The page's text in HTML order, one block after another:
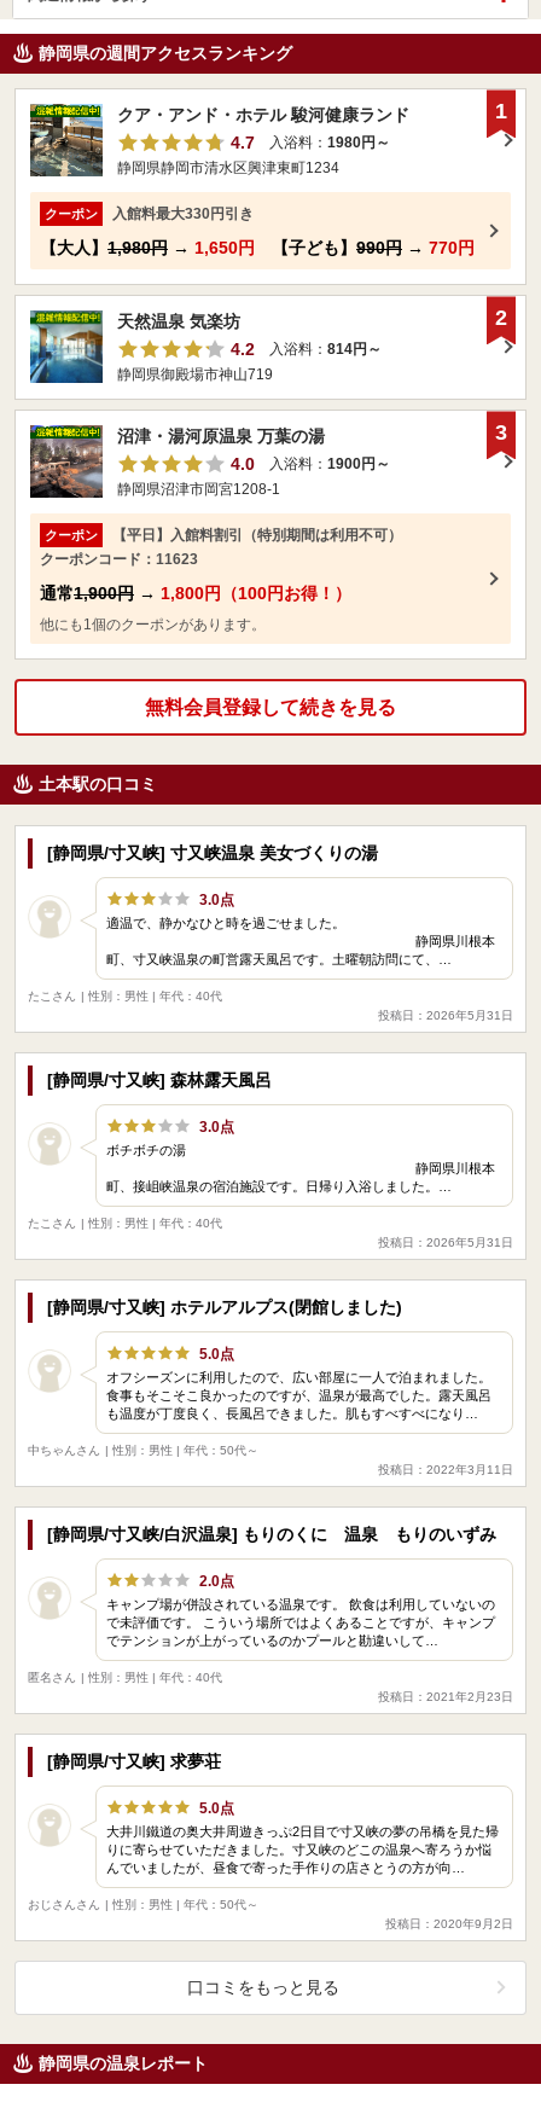
静岡県の週間アクセスランキング
クア・アンド・ホテル 駿河健康ランド
4.7
入浴料： 1980円～
静岡県静岡市清水区興津東町1234
クーポン 入館料最大330円引き
【大人】 1,980円 → 1,650円 【子ども】 990円 → 770円
1
天然温泉 気楽坊
4.2
入浴料： 814円～
静岡県御殿場市神山719
2
沼津・湯河原温泉 万葉の湯
4.0
入浴料： 1900円～
静岡県沼津市岡宮1208-1
クーポン
【平日】入館料割引（特別期間は利用不可）
クーポンコード：11623
通常1,900円 → 1,800円（100円お得！）
他にも1個のクーポンがあります。
3
無料会員登録して続きを見る
土本駅の口コミ
[静岡県/寸又峡] 寸又峡温泉 美女づくりの湯
3.0点
適温で、静かなひと時を過ごせました。
町、寸又峡温泉の町営露天風呂です。土曜朝訪問にて、…
たこさん
| 性別：男性 | 年代：40代
投稿日：2026年5月31日
[静岡県/寸又峡] 森林露天風呂
3.0点
ボチボチの湯
町、接岨峡温泉の宿泊施設です。日帰り入浴しました。…
たこさん
| 性別：男性 | 年代：40代
投稿日：2026年5月31日
[静岡県/寸又峡] ホテルアルプス(閉館しました)
5.0点
オフシーズンに利用したので、広い部屋に一人で泊まれました。
食事もそこそこ良かったのですが、温泉が最高でした。露天風呂
も温度が丁度良く、長風呂できました。肌もすべすべになり…
中ちゃんさん
| 性別：男性 | 年代：50代～
投稿日：2022年3月11日
[静岡県/寸又峡/白沢温泉] もりのくに 温泉 もりのいずみ
2.0点
キャンプ場が併設されている温泉です。 飲食は利用していないの
で未評価です。 こういう場所ではよくあることですが、キャンプ
でテンションが上がっているのかプールと勘違いして…
匿名さん
| 性別：男性 | 年代：40代
投稿日：2021年2月23日
[静岡県/寸又峡] 求夢荘
5.0点
大井川鐵道の奥大井周遊きっぷ2日目で寸又峡の夢の吊橋を見た帰
りに寄らせていただきました。寸又峡のどこの温泉へ寄ろうか悩
んでいましたが、昼食で寄った手作りの店さとうの方が向…
おじさんさん
| 性別：男性 | 年代：50代～
投稿日：2020年9月2日
口コミをもっと見る
静岡県の温泉レポート